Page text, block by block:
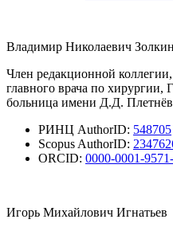
Владимир Николаевич Золкин
Член редакционной
главного врача по хирургии,
больница имени Д.Д.
РИНЦ AuthorID: 548705
Scopus AuthorID:
ORCID: 0000-0001-
Игорь Михайлович Игнатьев